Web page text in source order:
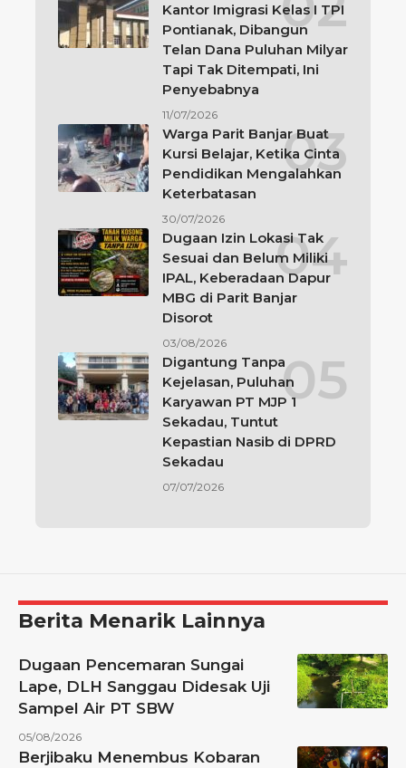
Kantor Imigrasi Kelas I TPI
Pontianak, Dibangun
Telan Dana Puluhan Milyar
Tapi Tak Ditempati, Ini
Penyebabnya
11/07/2026
Warga Parit Banjar Buat
Kursi Belajar, Ketika Cinta
Pendidikan Mengalahkan
Keterbatasan
30/07/2026
Dugaan Izin Lokasi Tak
Sesuai dan Belum Miliki
IPAL, Keberadaan Dapur
MBG di Parit Banjar
Disorot
03/08/2026
Digantung Tanpa
Kejelasan, Puluhan
Karyawan PT MJP 1
Sekadau, Tuntut
Kepastian Nasib di DPRD
Sekadau
07/07/2026
Berita Menarik Lainnya
Dugaan Pencemaran Sungai
Lape, DLH Sanggau Didesak Uji
Sampel Air PT SBW
05/08/2026
Berjibaku Menembus Kobaran